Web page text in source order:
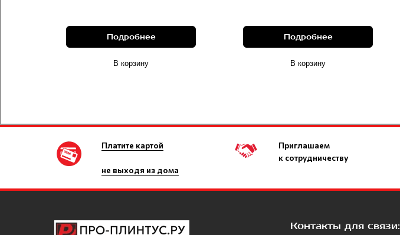
Подробнее
В корзину
Подробнее
В корзину
Платите картой
не выходя из дома
Приглашаем
к сотрудничеству
Контакты для связи: